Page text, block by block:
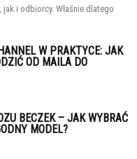
i odbiorcy. Właśnie dlatego
W PRAKTYCE: JAK
OD MAILA DO
BECZEK – JAK WYBRAĆ
MODEL?